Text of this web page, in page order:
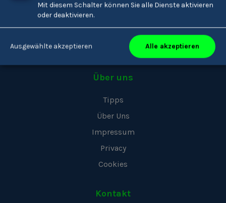
Unternehmen
Über uns
Tipps
Über Uns
Impressum
Privacy
Cookies
Kontakt
Mit diesem Schalter können Sie alle Dienste aktivieren
oder deaktivieren.
Ausgewählte akzeptieren Alle akzeptieren